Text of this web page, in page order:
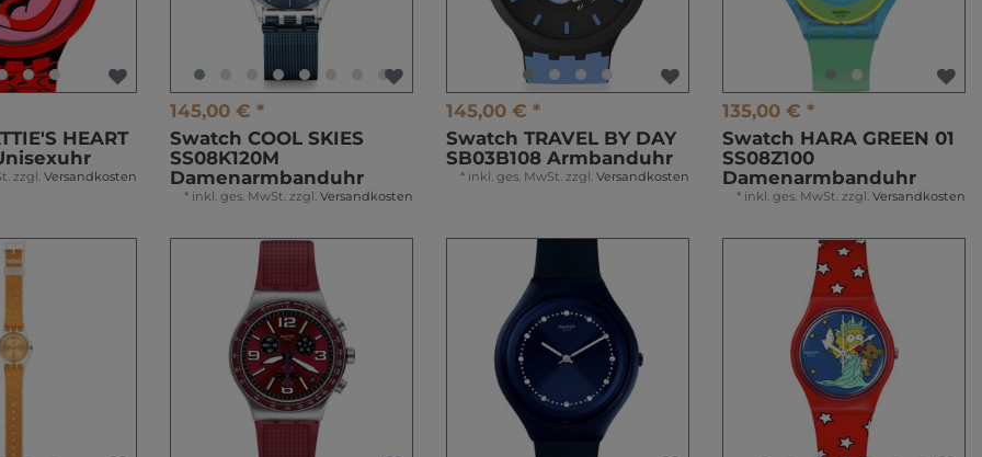
HEART
zzgl. Versandkosten
145,00 € *
Swatch COOL SKIES
SS08K120M
Damenarmbanduhr
* inkl. ges. MwSt. zzgl. Versandkosten
145,00 € *
Swatch TRAVEL BY DAY
SB03B108 Armbanduhr
* inkl. ges. MwSt. zzgl. Versandkosten
135,00 € *
Swatch HARA GREEN 01
SS08Z100
Damenarmbanduhr
* inkl. ges. MwSt. zzgl. Versandkosten